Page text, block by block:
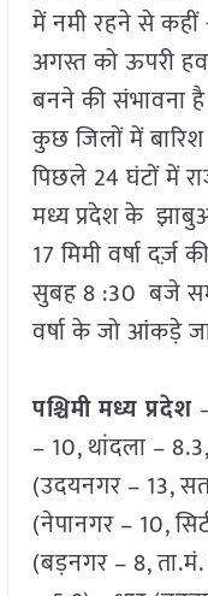
में नमी रहने से कहीं
अगस्त को ऊपरी
बनने की संभावना
कुछ जिलों में
पिछले 24 घंटों में
मध्य प्रदेश के
17 मिमी वर्षा दर्ज़
सुबह 8 :30 बजे
वर्षा के जो आंकड़े
पश्चिमी मध्य प्रदेश
– 10, थांदला –
(उदयनगर – 13,
(नेपानगर – 10,
(बड़नगर – 8,